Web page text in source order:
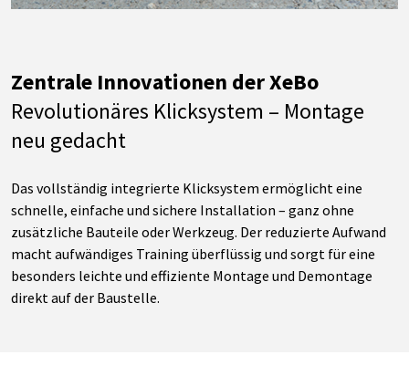
Zentrale Innovationen der XeBo
Revolutionäres Klicksystem – Montage
neu gedacht
Das vollständig integrierte Klicksystem ermöglicht eine
schnelle, einfache und sichere Installation – ganz ohne
zusätzliche Bauteile oder Werkzeug. Der reduzierte Aufwand
macht aufwändiges Training überflüssig und sorgt für eine
besonders leichte und effiziente Montage und Demontage
direkt auf der Baustelle.